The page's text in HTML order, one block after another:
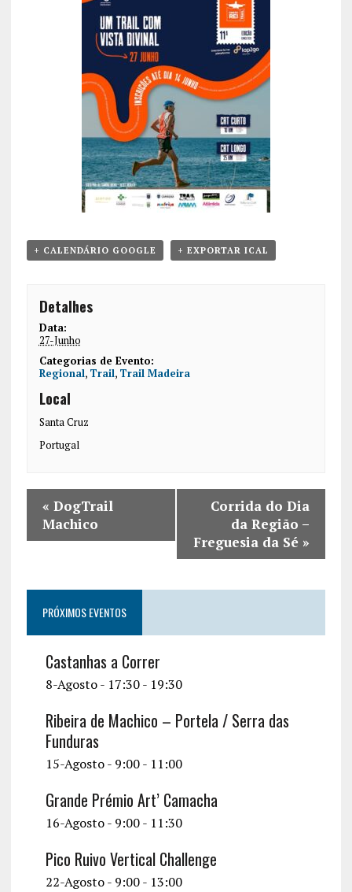
+ CALENDÁRIO GOOGLE + EXPORTAR ICAL
Detalhes
Data:
27-Junho
Categorias de Evento:
Regional, Trail, Trail Madeira
Local
Santa Cruz
Portugal
« DogTrail
Machico
Corrida do Dia
da Região –
Freguesia da Sé »
PRÓXIMOS EVENTOS
Castanhas a Correr
8-Agosto - 17:30- 19:30
Ribeira de Machico – Portela / Serra das
Funduras
15-Agosto - 9:00- 11:00
Grande Prémio Art’ Camacha
16-Agosto - 9:00- 11:30
Pico Ruivo Vertical Challenge
22-Agosto - 9:00- 13:00